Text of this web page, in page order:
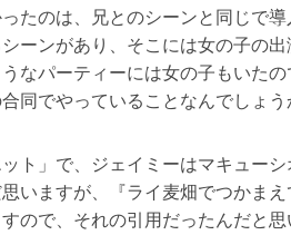
たのは、兄とのシーンと同じで
ーンがあり、そこには女の子の
なパーティーには女の子もいた
同でやっていることなんでしょう
ト」で、ジェイミーはマキュー
いますが、『ライ麦畑でつかま
ので、それの引用だったんだと思